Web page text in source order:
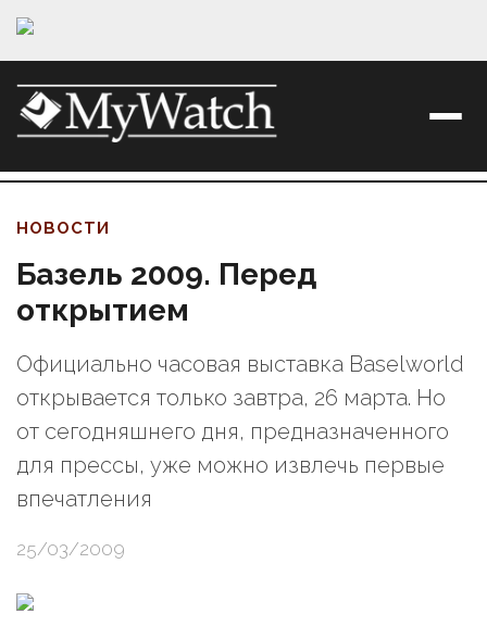
НОВОСТИ
Базель 2009. Перед
открытием
Официально часовая выставка Baselworld
открывается только завтра, 26 марта. Но
от сегодняшнего дня, предназначенного
для прессы, уже можно извлечь первые
впечатления
25/03/2009